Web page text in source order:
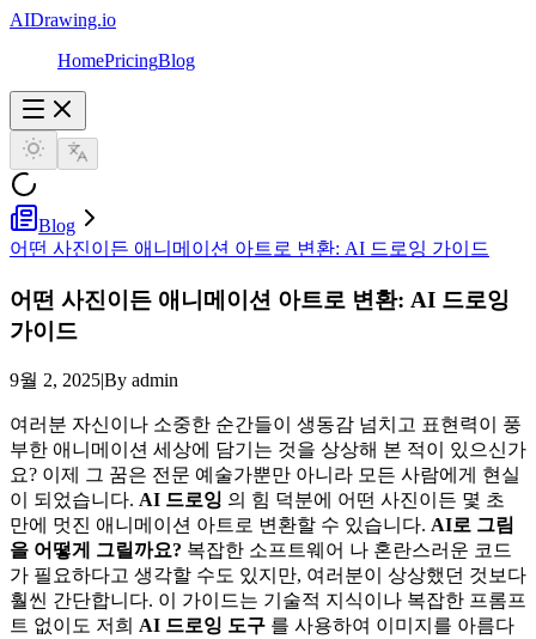
AIDrawing.io
HomePricingBlog
Blog
어떤 사진이든 애니메이션 아트로 변환: AI 드로잉 가이드
어떤 사진이든 애니메이션 아트로 변환: AI 드로잉
가이드
9월 2, 2025|By admin
여러분 자신이나 소중한 순간들이 생동감 넘치고 표현력이 풍
부한 애니메이션 세상에 담기는 것을 상상해 본 적이 있으신가
요? 이제 그 꿈은 전문 예술가뿐만 아니라 모든 사람에게 현실
이 되었습니다. AI 드로잉 의 힘 덕분에 어떤 사진이든 몇 초
만에 멋진 애니메이션 아트로 변환할 수 있습니다. AI로 그림
을 어떻게 그릴까요? 복잡한 소프트웨어 나 혼란스러운 코드
가 필요하다고 생각할 수도 있지만, 여러분이 상상했던 것보다
훨씬 간단합니다. 이 가이드는 기술적 지식이나 복잡한 프롬프
트 없이도 저희 AI 드로잉 도구 를 사용하여 이미지를 아름다